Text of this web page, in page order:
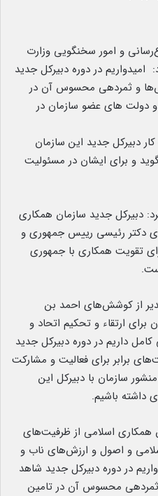
و امور سخنگویی وزارت
امیدواریم در دوره دبیرکل جدید
و ثمردهی محسوس آن در
دولت های عضو سازمان در
دبیرکل جدید این سازمان
و برای ایشان در مسئولیت
دبیرکل جدید سازمان همکاری
دکتر رئیسی رییس جمهوری و
تقویت همکاری با جمهوری
از کوشش‌های احمد بن
برای ارتقاء و تحکیم اتحاد و
داریم در دوره دبیرکل جدید
برابر برای فعالیت و مشارکت
سازمان با دبیرکل این
داشته باشیم.
همکاری اسلامی از ظرفیت‌های
و اصول و ارزش‌های ناب و
در دوره دبیرکل جدید شاهد
ثمردهی محسوس آن در تامین